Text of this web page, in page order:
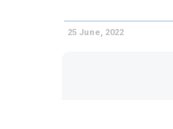
25 June, 2022